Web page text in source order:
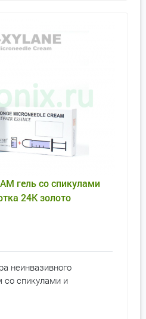
гель со спикулами
24К золото
неинвазивного
со спикулами и